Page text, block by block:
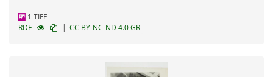
1 TIFF
RDF
| CC BY-NC-ND 4.0 GR